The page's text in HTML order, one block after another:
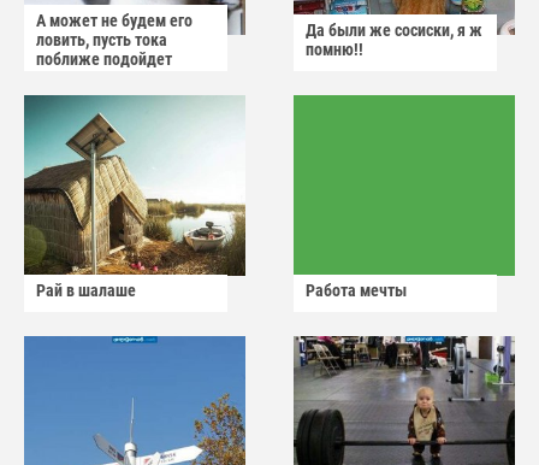
А может не будем его
ловить, пусть тока
поближе подойдет
Да были же сосиски, я ж
помню!!
Рай в шалаше Работа мечты